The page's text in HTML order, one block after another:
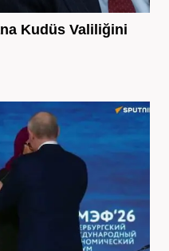
Kudüs Valiliğini